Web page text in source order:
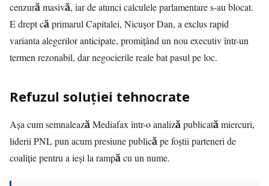
cenzură masivă, iar de atunci calculele parlamentare s-au blocat.
E drept că primarul Capitalei, Nicușor Dan, a exclus rapid
varianta alegerilor anticipate, promițând un nou executiv într-un
termen rezonabil, dar negocierile reale bat pasul pe loc.
Refuzul soluției tehnocrate
Așa cum semnalează Mediafax într-o analiză publicată miercuri,
liderii PNL pun acum presiune publică pe foștii parteneri de
coaliție pentru a ieși la rampă cu un nume.